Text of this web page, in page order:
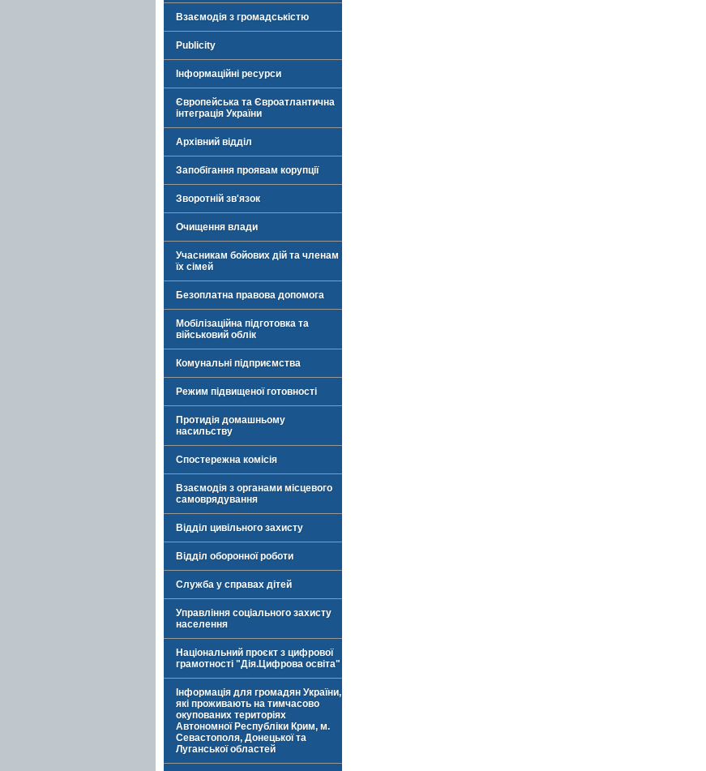
Взаємодія з громадськістю
Publicity
Інформаційні ресурси
Європейська та Євроатлантична
інтеграція України
Архівний відділ
Запобігання проявам корупції
Зворотній зв'язок
Очищення влади
Учасникам бойових дій та членам
їх сімей
Безоплатна правова допомога
Мобілізаційна підготовка та
військовий облік
Комунальні підприємства
Режим підвищеної готовності
Протидія домашньому
насильству
Спостережна комісія
Взаємодія з органами місцевого
самоврядування
Відділ цивільного захисту
Відділ оборонної роботи
Служба у справах дітей
Управління соціального захисту
населення
Національний проєкт з цифрової
грамотності "Дія.Цифрова освіта"
Інформація для громадян України,
які проживають на тимчасово
окупованих територіях
Автономної Республіки Крим, м.
Севастополя, Донецької та
Луганської областей